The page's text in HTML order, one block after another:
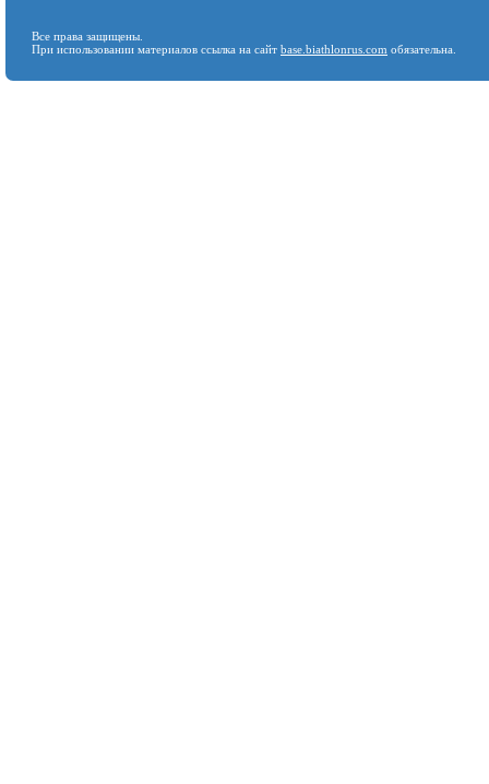
Все права защищены.
При использовании материалов ссылка на сайт base.biathlonrus.com обязательна.